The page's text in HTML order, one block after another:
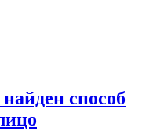
способ